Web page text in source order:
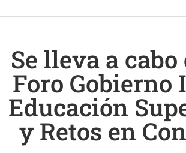
Se lleva a
Foro
Educación
y Retos en